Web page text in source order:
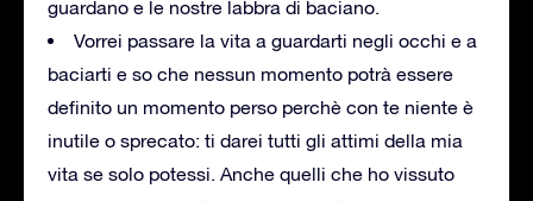
guardano e le nostre labbra di baciano.
Vorrei passare la vita a guardarti negli occhi e a
baciarti e so che nessun momento potrà essere
definito un momento perso perchè con te niente è
inutile o sprecato: ti darei tutti gli attimi della mia
vita se solo potessi. Anche quelli che ho vissuto